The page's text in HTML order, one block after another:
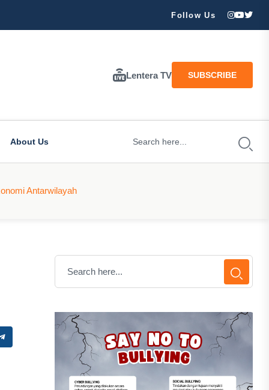
Follow Us
Lentera TV SUBSCRIBE
About Us
Antarwilayah